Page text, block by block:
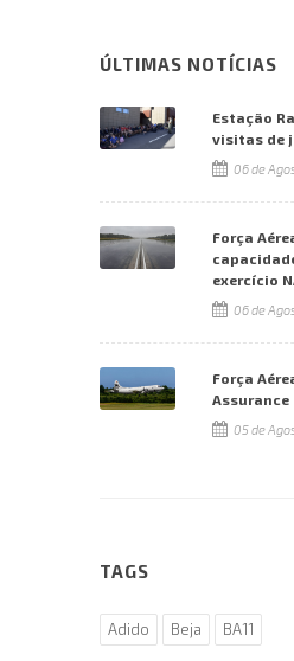
ÚLTIMAS NOTÍCIAS
Estação
visitas de
06 de
Força
exercício
06 de
Força
Assurance
05 de
TAGS
Adido Beja BA11